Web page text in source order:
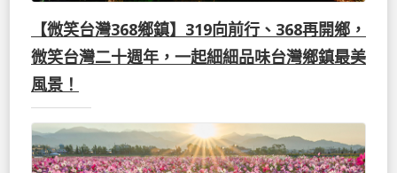
【微笑台灣368鄉鎮】319向前行、368再開鄉，
微笑台灣二十週年，一起細細品味台灣鄉鎮最美
風景！